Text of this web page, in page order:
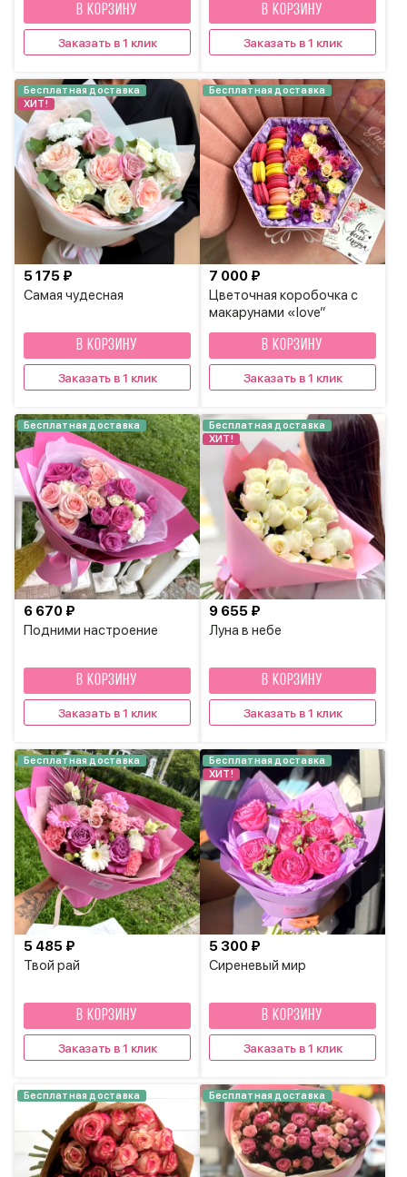
В КОРЗИНУ
Заказать в 1 клик
В КОРЗИНУ
Заказать в 1 клик
Бесплатная доставка
ХИТ!
Самая чудесная
5 175 ₽
В КОРЗИНУ
Заказать в 1 клик
Бесплатная доставка
Цветочная коробочка с
макарунами «love”
7 000 ₽
В КОРЗИНУ
Заказать в 1 клик
Бесплатная доставка
Подними настроение
6 670 ₽
В КОРЗИНУ
Заказать в 1 клик
Бесплатная доставка
ХИТ!
Луна в небе
9 655 ₽
В КОРЗИНУ
Заказать в 1 клик
Бесплатная доставка
Твой рай
5 485 ₽
В КОРЗИНУ
Заказать в 1 клик
Бесплатная доставка
ХИТ!
Сиреневый мир
5 300 ₽
В КОРЗИНУ
Заказать в 1 клик
Бесплатная доставка Бесплатная доставка